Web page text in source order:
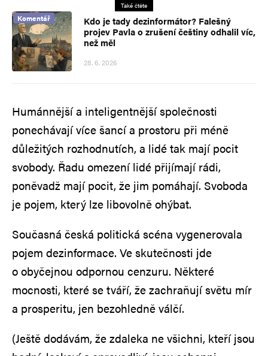
Také čtěte
Komentář
Kdo je tady dezinformátor? Falešný
projev Pavla o zrušení češtiny odhalil víc,
než měl
28. 6. 2026
Humánnější a inteligentnější společnosti
ponechávají více šancí a prostoru při méně
důležitých rozhodnutích, a lidé tak mají pocit
svobody. Řadu omezení lidé přijímají rádi,
poněvadž mají pocit, že jim pomáhají. Svoboda
je pojem, který lze libovolně ohýbat.
Současná česká politická scéna vygenerovala
pojem dezinformace. Ve skutečnosti jde
o obyčejnou odpornou cenzuru. Některé
mocnosti, které se tváří, že zachraňují světu mír
a prosperitu, jen bezohledně válčí.
(Ještě dodávám, že zdaleka ne všichni, kteří jsou